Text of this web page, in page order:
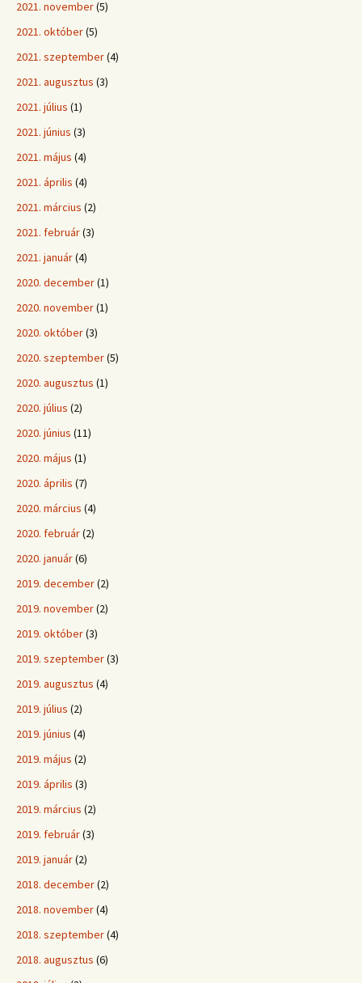
2021. november(5)
2021. október(5)
2021. szeptember(4)
2021. augusztus (3)
2021. július (1)
2021. június (3)
2021. május (4)
2021. április (4)
2021. március (2)
2021. február(3)
2021. január(4)
2020. december(1)
2020. november(1)
2020. október(3)
2020. szeptember(5)
2020. augusztus (1)
2020. július (2)
2020. június (11)
2020. május (1)
2020. április (7)
2020. március (4)
2020. február(2)
2020. január(6)
2019. december(2)
2019. november(2)
2019. október(3)
2019. szeptember(3)
2019. augusztus (4)
2019. július (2)
2019. június (4)
2019. május (2)
2019. április (3)
2019. március (2)
2019. február(3)
2019. január(2)
2018. december(2)
2018. november(4)
2018. szeptember(4)
2018. augusztus (6)